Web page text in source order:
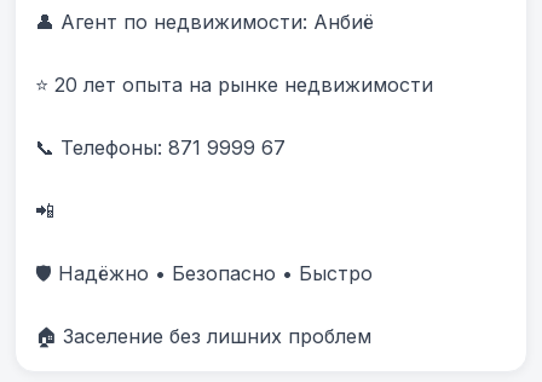
👤 Агент по недвижимости: Анбиë
⭐ 20 лет опыта на рынке недвижимости
📞 Телефоны: 871 9999 67
📲
🛡️ Надёжно • Безопасно • Быстро
🏠 Заселение без лишних проблем